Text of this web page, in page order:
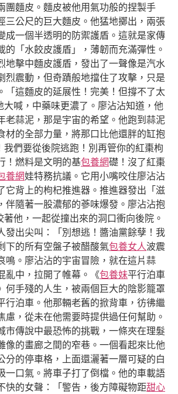
團麵皮。麵皮被他用氣功般的捏製手
三公尺的巨大麵皮。他猛地擲出，兩張
成一個半透明的防禦護盾。這就是家傳
的「水餃皮護盾」，薄韌而充滿彈性。
地擊中麵皮護盾，發出了一聲像是汽水
烈震動，但奇蹟般地擋住了攻擊，只是
「這麵皮的延展性！完美！但撐不了太
喊，中藥味更濃了。廖沾沾知道，他
老蒜泥，那是宇宙的希望。他跑到蒜泥
材的全部力量，將那口比他還胖的缸抱
們要從後院逃跑！別再管你的紅棗枸
！燃料是文明的基包養網礎！沒了紅棗
養網娃特務抗議。它用小嘴咬住廖沾沾
它背上的枸杞推進器。推進器發出「滋
伴隨著一股濃郁的蔘味爆發。廖沾沾抱
他，一起從撞出來的洞口衝向後院。
發出尖叫：「別想逃！醬油黨餘孽！我
下的所有空盤子被醋酸氣包養女人波震
鳴。廖沾沾的宇宙冒險，就在這片蒜
亂中，拉開了帷幕。《包養妹平行泊車
何手殘的人生，被兩個巨大的陰影籠罩
行泊車。他那輛老舊的掀背車，彷彿繼
慮，從未在他需要時提供過任何幫助。
市傳說中最恐怖的挑戰，一條夾在理髮
像的畫廊之間的窄巷。一個看起來比他
分的停車格，上面還灑著一層可疑的白
一口氣。將車子打了倒檔。他的車載語
快的女聲：「警告，後方障礙物距甜心